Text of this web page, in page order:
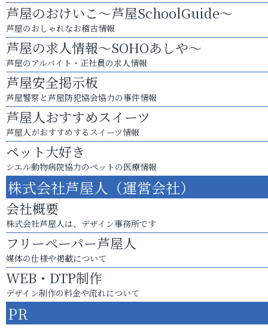
芦屋のおけいこ～芦屋SchoolGuide～
芦屋のおしゃれなお稽古情報
芦屋の求人情報～SOHOあしや～
芦屋のアルバイト・正社員の求人情報
芦屋安全掲示板
芦屋警察と芦屋防犯協会協力の事件情報
芦屋人おすすめスイーツ
芦屋人がおすすめするスイーツ情報
ペット大好き
シエル動物病院協力のペットの医療情報
株式会社芦屋人（運営会社）
会社概要
株式会社芦屋人は、デザイン事務所です
フリーペーパー芦屋人
媒体の仕様や掲載について
WEB・DTP制作
デザイン制作の料金や流れについて
PR